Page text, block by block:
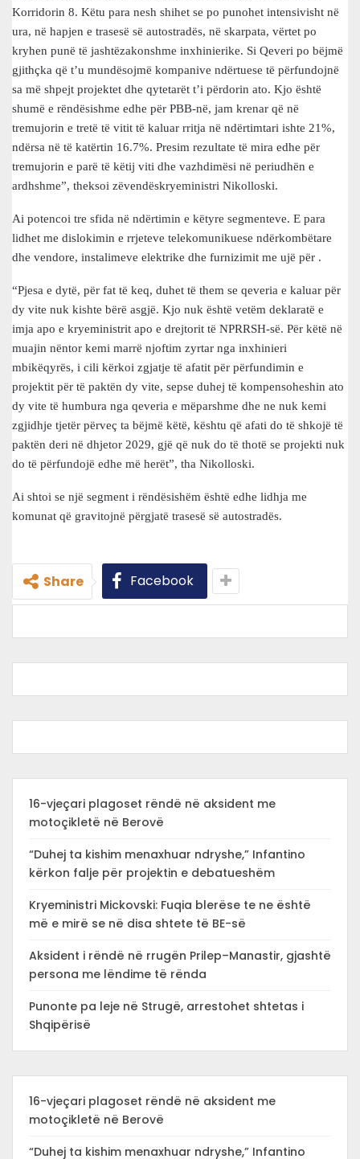
Korridorin 8. Këtu para nesh shihet se po punohet intensivisht në
ura, në hapjen e trasesë së autostradës, në skarpata, vërtet po
kryhen punë të jashtëzakonshme inxhinierike. Si Qeveri po bëjmë
gjithçka që t’u mundësojmë kompanive ndërtuese të përfundojnë
sa më shpejt projektet dhe qytetarët t’i përdorin ato. Kjo është
shumë e rëndësishme edhe për PBB-në, jam krenar që në
tremujorin e tretë të vitit të kaluar rritja në ndërtimtari ishte 21%,
ndërsa në të katërtin 16.7%. Presim rezultate të mira edhe për
tremujorin e parë të këtij viti dhe vazhdimësi në periudhën e
ardhshme”, theksoi zëvendëskryeministri Nikolloski.
Ai potencoi tre sfida në ndërtimin e këtyre segmenteve. E para
lidhet me dislokimin e rrjeteve telekomunikuese ndërkombëtare
dhe vendore, instalimeve elektrike dhe furnizimit me ujë për .
“Pjesa e dytë, për fat të keq, duhet të them se qeveria e kaluar për
dy vite nuk kishte bërë asgjë. Kjo nuk është vetëm deklaratë e
imja apo e kryeministrit apo e drejtorit të NPRRSH-së. Për këtë në
muajin nëntor kemi marrë njoftim zyrtar nga inxhinieri
mbikëqyrës, i cili kërkoi zgjatje të afatit për përfundimin e
projektit për të paktën dy vite, sepse duhej të kompensoheshin ato
dy vite të humbura nga qeveria e mëparshme dhe ne nuk kemi
zgjidhje tjetër përveç ta bëjmë këtë, kështu që afati do të shkojë të
paktën deri në dhjetor 2029, gjë që nuk do të thotë se projekti nuk
do të përfundojë edhe më herët”, tha Nikolloski.
Ai shtoi se një segment i rëndësishëm është edhe lidhja me
komunat që gravitojnë përgjatë trasesë së autostradës.
Share Facebook
16-vjeçari plagoset rëndë në aksident me
motoçikletë në Berovë
“Duhej ta kishim menaxhuar ndryshe,” Infantino
kërkon falje për projektin e debatueshëm
Kryeministri Mickovski: Fuqia blerëse te ne është
më e mirë se në disa shtete të BE-së
Aksident i rëndë në rrugën Prilep–Manastir, gjashtë
persona me lëndime të rënda
Punonte pa leje në Strugë, arrestohet shtetas i
Shqipërisë
16-vjeçari plagoset rëndë në aksident me
motoçikletë në Berovë
“Duhej ta kishim menaxhuar ndryshe,” Infantino